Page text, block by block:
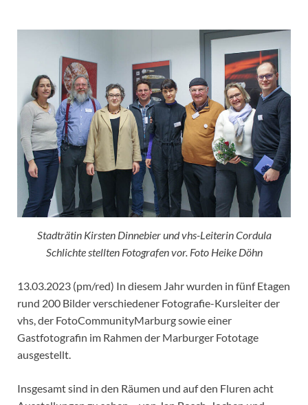
Stadträtin Kirsten Dinnebier und vhs-Leiterin Cordula
Schlichte stellten Fotografen vor. Foto Heike Döhn
13.03.2023 (pm/red) In diesem Jahr wurden in fünf Etagen
rund 200 Bilder verschiedener Fotografie-Kursleiter der
vhs, der FotoCommunityMarburg sowie einer
Gastfotografin im Rahmen der Marburger Fototage
ausgestellt.
Insgesamt sind in den Räumen und auf den Fluren acht